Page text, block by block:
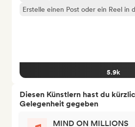
Erstelle einen Post oder ein Reel in
5.9k
Diesen Künstlern hast du
Gelegenheit gegeben
MIND ON MILLIONS